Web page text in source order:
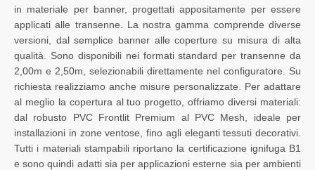
in materiale per banner, progettati appositamente per essere
applicati alle transenne. La nostra gamma comprende diverse
versioni, dal semplice banner alle coperture su misura di alta
qualità. Sono disponibili nei formati standard per transenne da
2,00m e 2,50m, selezionabili direttamente nel configuratore. Su
richiesta realizziamo anche misure personalizzate. Per adattare
al meglio la copertura al tuo progetto, offriamo diversi materiali:
dal robusto PVC Frontlit Premium al PVC Mesh, ideale per
installazioni in zone ventose, fino agli eleganti tessuti decorativi.
Tutti i materiali stampabili riportano la certificazione ignifuga B1
e sono quindi adatti sia per applicazioni esterne sia per ambienti